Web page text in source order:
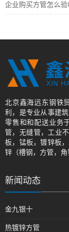
企业购买方管怎么验
北京鑫海远东钢铁
利，是专业从事建
零售和和配送业务
管，无缝管，工业
板，锰板，镀锌板
锌（槽钢，方管，角
新闻动态
金九银十
热镀锌方管